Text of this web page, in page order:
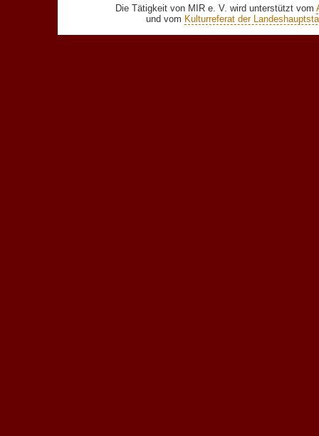
Die Tätigkeit von MIR e. V. wird unterstützt vom
und vom Kulturreferat der